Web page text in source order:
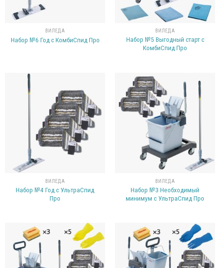
ВИЛЕДА
Набор №6 Год с КомбиСпид Про
ВИЛЕДА
Набор №5 Выгодный старт с
КомбиСпид Про
ВИЛЕДА
Набор №4 Год с УльтраСпид
Про
ВИЛЕДА
Набор №3 Необходимый
минимум с УльтраСпид Про